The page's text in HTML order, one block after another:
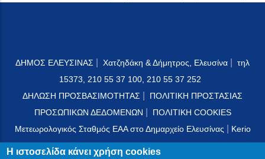
ΔΗΜΟΣ ΕΛΕΥΣΙΝΑΣ Χατζηδάκη & Δήμητρος, Ελευσίνα
τηλ
15373, 210 55 37 100, 210 55 37 252
ΔΗΛΩΣΗ ΠΡΟΣΒΑΣΙΜΟΤΗΤΑΣ
ΠΟΛΙΤΙΚΗ ΠΡΟΣΤΑΣΙΑΣ
ΠΡΟΣΩΠΙΚΩΝ ΔΕΔΟΜΕΝΩΝ
ΠΟΛΙΤΙΚΗ COOKIES
Μετεωρολογικός Σταθμός ΕΑΑ στο Δημαρχείο Ελευσίνας
Kerio
Mail Server
Η ιστοσελίδα κάνει χρήση cookies